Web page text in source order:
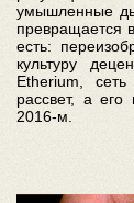
умышленные
превращается
есть:
культуру
Etherium,
рассвет, а
2016-м.